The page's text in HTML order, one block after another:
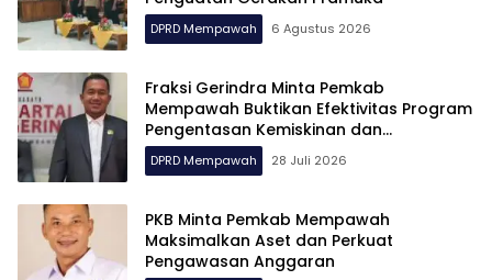
DPRD Mempawah 6 Agustus 2026
Fraksi Gerindra Minta Pemkab
Mempawah Buktikan Efektivitas Program
Pengentasan Kemiskinan dan
Pengangguran
DPRD Mempawah 28 Juli 2026
PKB Minta Pemkab Mempawah
Maksimalkan Aset dan Perkuat
Pengawasan Anggaran